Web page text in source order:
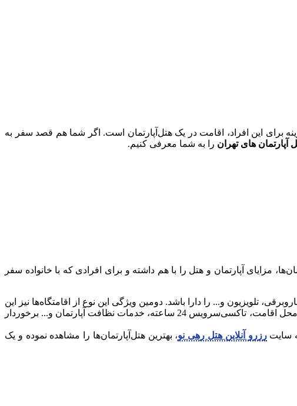
برای این افراد، اقامت در یک هتل‌آپارتمان است. اگر شما هم قصد سفر به
آپارتمان‌ های تهران را به شما معرفی کنیم.
مزایای آپارتمان و هتل را با هم داشته و برای افرادی که با خانواده سفر
تلویزیون و... را دارا باشد. دومین ویژگی این نوع از اقامتگاه‌ها نیز این
است که با رزرو یک هتل‌آپارتمان، شما می‌توانید از امکانات یک هتل همچون روم سرویس، باشگاه و مجموعه ورزشی، رستوران در محل اقامت، تاکسی‌سرویس 24 ساعته، خدمات نظافت آپارتمان و... برخوردار
سایترزرو آنلاین هتل رهی نو، بهترین هتل‌آپارتمان‌ها را مشاهده نموده و یک